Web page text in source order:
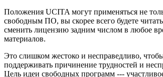
Положения UCITA могут применяться не
свободным ПО, вы скорее всего будете
сменить лицензию задним числом в любое
материалов.
Это слишком жестоко и несправедливо,
поддерживать причинение трудностей и
Цель идеи свободных программ ---